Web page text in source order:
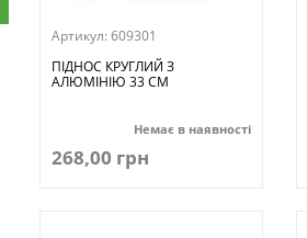
Артикул: 609301
ПІДНОС КРУГЛИЙ З
АЛЮМІНІЮ 33 СМ
Немає в наявності
268,00 грн